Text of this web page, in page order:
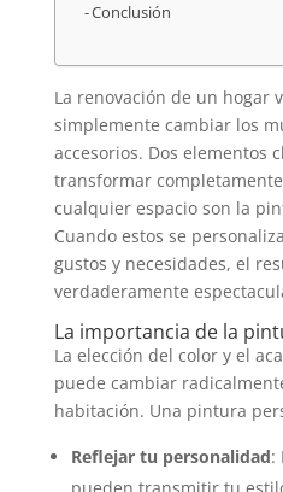
Conclusión
La renovación de un hogar
simplemente cambiar los
accesorios. Dos elementos
transformar
cualquier espacio son la
Cuando estos se
gustos y necesidades, el
verdaderamente
La importancia de la
La elección del color y el
puede cambiar
habitación. Una pintura
Reflejar tu personalidad: